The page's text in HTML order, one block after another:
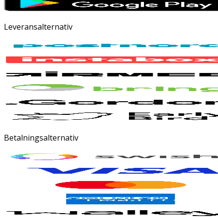
Leveransalternativ
Betalningsalternativ